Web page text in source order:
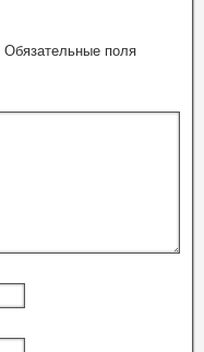
Обязательные поля